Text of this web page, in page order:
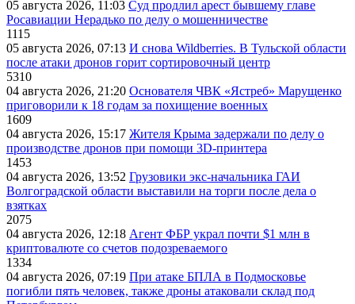
05 августа 2026, 11:03 Суд продлил арест бывшему главе
Росавиации Нерадько по делу о мошенничестве
1115
05 августа 2026, 07:13 И снова Wildberries. В Тульской области
после атаки дронов горит сортировочный центр
5310
04 августа 2026, 21:20 Основателя ЧВК «Ястреб» Марущенко
приговорили к 18 годам за похищение военных
1609
04 августа 2026, 15:17 Жителя Крыма задержали по делу о
производстве дронов при помощи 3D‑принтера
1453
04 августа 2026, 13:52 Грузовики экс-начальника ГАИ
Волгоградской области выставили на торги после дела о
взятках
2075
04 августа 2026, 12:18 Агент ФБР украл почти $1 млн в
криптовалюте со счетов подозреваемого
1334
04 августа 2026, 07:19 При атаке БПЛА в Подмосковье
погибли пять человек, также дроны атаковали склад под